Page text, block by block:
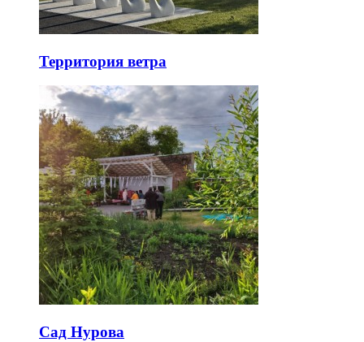
Территория ветра
Сад Нурова